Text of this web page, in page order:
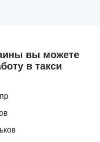
вы можете
в такси